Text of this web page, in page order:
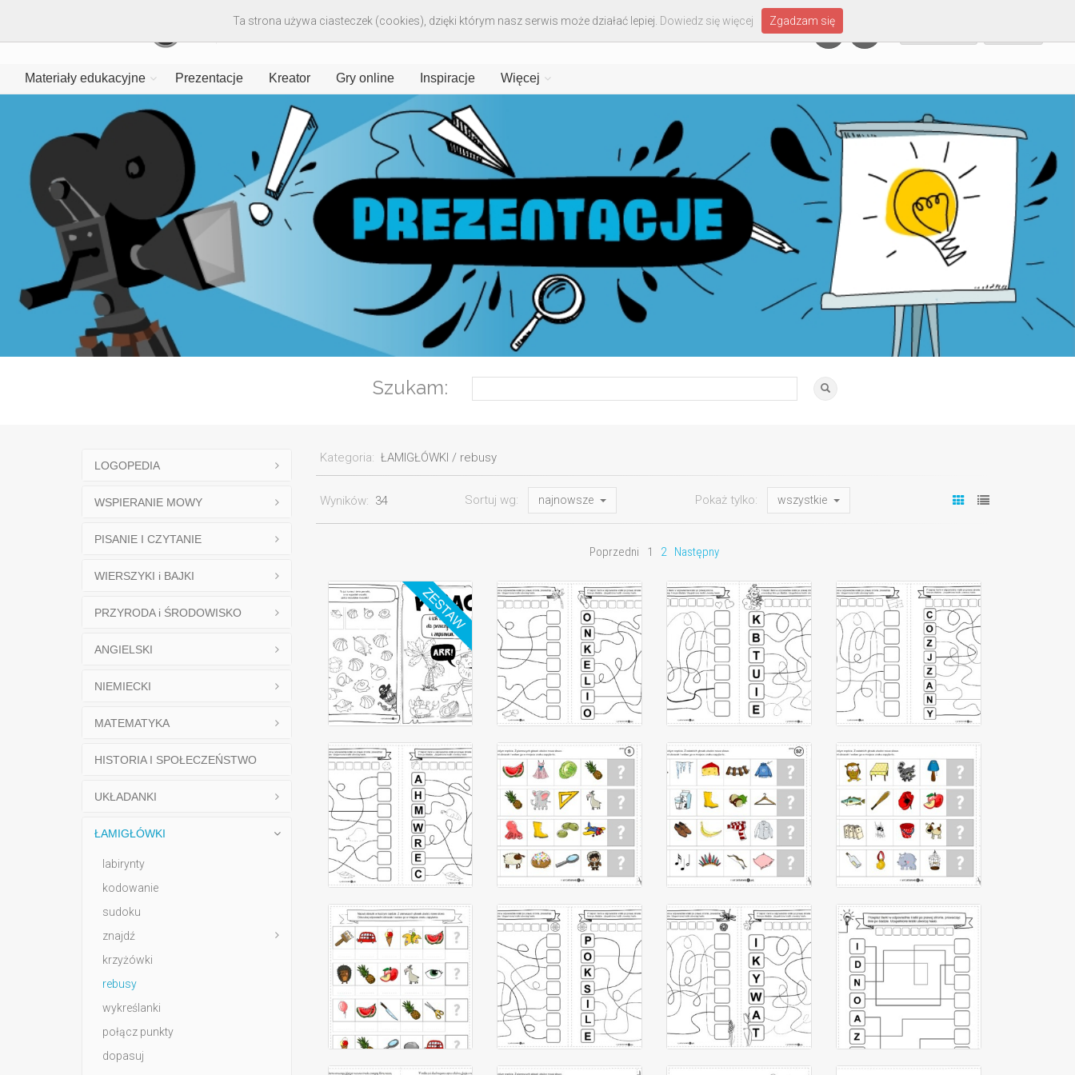
Materiały edukacyjne Prezentacje Kreator Gry online Inspiracje Więcej
Szukam:
Kategoria: ŁAMIGŁÓWKI / rebusy
Wyników: 34 Sortuj wg: najnowsze Pokaż tylko: wszystkie
Poprzedni 1 2 Następny
LOGOPEDIA
WSPIERANIE MOWY
PISANIE I CZYTANIE
WIERSZYKI i BAJKI
PRZYRODA i ŚRODOWISKO
ANGIELSKI
NIEMIECKI
MATEMATYKA
HISTORIA I SPOŁECZEŃSTWO
UKŁADANKI
ŁAMIGŁÓWKI
labirynty
kodowanie
sudoku
znajdź
krzyżówki
rebusy
wykreślanki
połącz punkty
dopasuj
Ta strona używa ciasteczek (cookies), dzięki którym nasz serwis może działać lepiej. Dowiedz się więcej Zgadzam się